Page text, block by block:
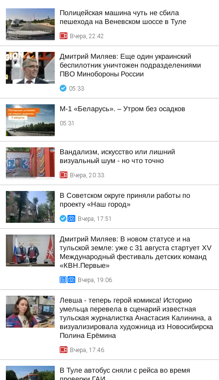
Полицейская машина чуть не сбила
пешехода на Веневском шоссе в Туле
Вчера, 22:42
Дмитрий Миляев: Еще один украинский
беспилотник уничтожен подразделениями
ПВО Минобороны России
05:33
М-1 «Беларусь». – Утром без осадков
05:31
Вандализм, искусство или лишний
визуальный шум - но что точно
Вчера, 20:33
В Советском округе приняли работы по
проекту «Наш город»
Вчера, 17:51
Дмитрий Миляев: В новом статусе и на
тульской земле: уже с 31 августа стартует XV
Международный фестиваль детских команд
«КВН.Первые»
Вчера, 19:06
Левша - теперь герой комикса! Историю
умельца перевела в сценарий известная
тульская журналистка Анастасия Калинина, а
визуализировала художница из Новосибирска
Полина Ерёмина
Вчера, 17:46
В Туле автобус сняли с рейса во время